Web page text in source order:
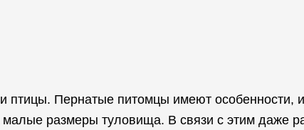
Пернатые питомцы имеют особенности,
размеры туловища. В связи с этим даже